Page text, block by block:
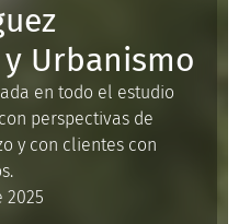
Urbanismo
en todo el estudio
perspectivas de
y con clientes con
2025